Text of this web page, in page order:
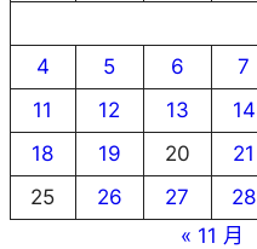
4
5 6 7
11
12 13 14
18
19 20 21
25
26 27 28
« 11 月